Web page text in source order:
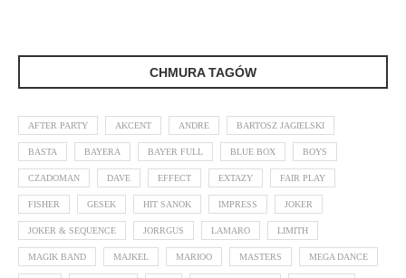
CHMURA TAGÓW
AFTER PARTY AKCENT ANDRE BARTOSZ JAGIELSKI
BASTA BAYERA BAYER FULL BLUE BOX BOYS
CZADOMAN DAVE EFFECT EXTAZY FAIR PLAY
FISHER GESEK HIT SANOK IMPRESS JOKER
JOKER & SEQUENCE JORRGUS LAMARO LIMITH
MAGIK BAND MAJKEL MARIOO MASTERS MEGA DANCE